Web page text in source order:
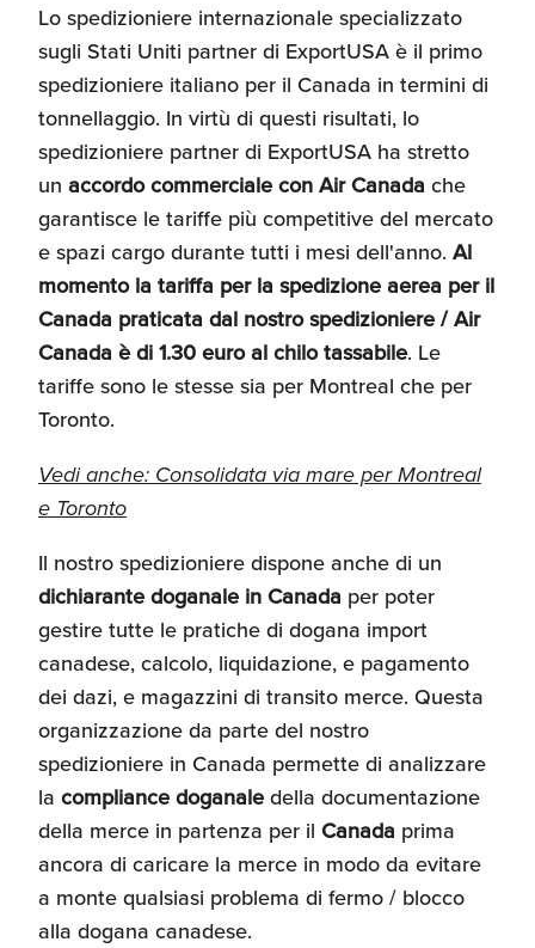
Ricerche di Mercato
Assicurazioni, Permessi
e Licenze
Ricerca Personale e
Gestione Risorse
Umane
Lo spedizioniere internazionale specializzato
sugli Stati Uniti partner di ExportUSA è il primo
spedizioniere italiano per il Canada in termini di
tonnellaggio. In virtù di questi risultati, lo
spedizioniere partner di ExportUSA ha stretto
un accordo commerciale con Air Canada che
garantisce le tariffe più competitive del mercato
e spazi cargo durante tutti i mesi dell'anno. Al
momento la tariffa per la spedizione aerea per il
Canada praticata dal nostro spedizioniere/ Air
Canada è di 1.30 euro al chilo tassabile. Le
tariffe sono le stesse sia per Montreal che per
Toronto.
Vedi anche: Consolidata via mare per Montreal
e Toronto
Il nostro spedizioniere dispone anche di un
dichiarante doganale in Canada per poter
gestire tutte le pratiche di dogana import
canadese, calcolo, liquidazione, e pagamento
dei dazi, e magazzini di transito merce. Questa
organizzazione da parte del nostro
spedizioniere in Canada permette di analizzare
la compliance doganaledella documentazione
della merce in partenza per il Canada prima
ancora di caricare la merce in modo da evitare
a monte qualsiasi problema di fermo / blocco
alla dogana canadese.